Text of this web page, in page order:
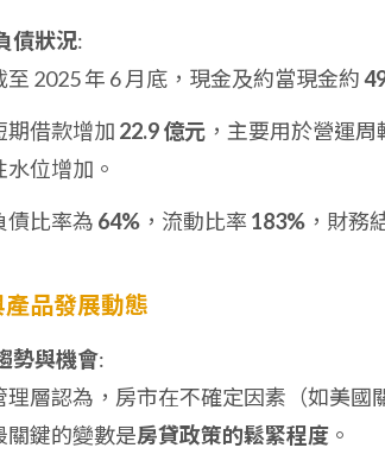
債狀況:
至 2025 年 6 月底，現金及約當現金約
期借款增加 22.9 億元 ，主要用於營運
水位增加。
債比率為 64% ，流動比率 183% ，財務
產品發展動態
勢與機會:
理層認為，房市在不確定因素（如美
關鍵的變數是房貸政策的鬆緊程度 。